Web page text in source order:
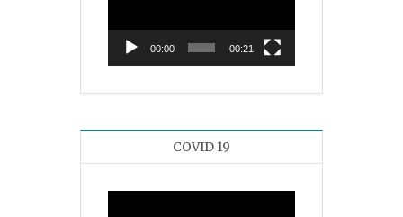
00:00 00:21
COVID 19